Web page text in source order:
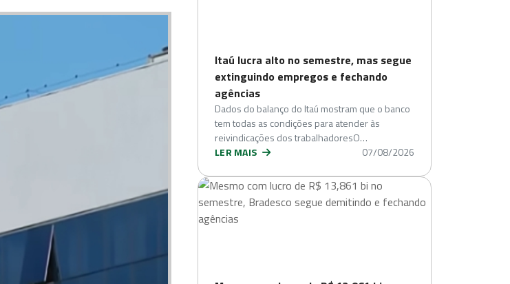
Itaú lucra alto no semestre, mas segue
extinguindo empregos e fechando
agências
Dados do balanço do Itaú mostram que o banco
tem todas as condições para atender às
reivindicações dos trabalhadoresO…
LER MAIS
07/08/2026